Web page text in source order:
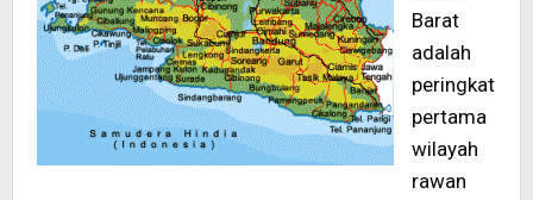
Barat
adalah
peringkat
pertama
wilayah
rawan